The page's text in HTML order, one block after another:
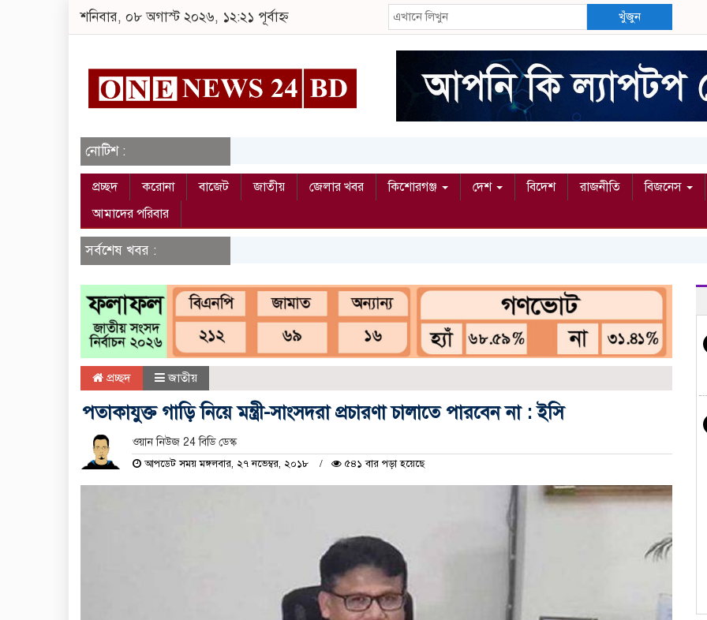
শনিবার, ০৮ অগাস্ট ২০২৬, ১২:২১ পূর্বাহ্ন খুঁজুন
নোটিশ :
প্রচ্ছদ করোনা বাজেট জাতীয় জেলার খবর কিশোরগঞ্জ দেশ বিদেশ রাজনীতি বিজনেস
আমাদের পরিবার
সর্বশেষ খবর :
প্রচ্ছদ জাতীয়
পতাকাযুক্ত গাড়ি নিয়ে মন্ত্রী-সাংসদরা প্রচারণা চালাতে পারবেন না : ইসি
ওয়ান নিউজ 24 বিডি ডেস্ক
আপডেট সময় মঙ্গলবার, ২৭ নভেম্বর, ২০১৮ ৫৪১ বার পড়া হয়েছে